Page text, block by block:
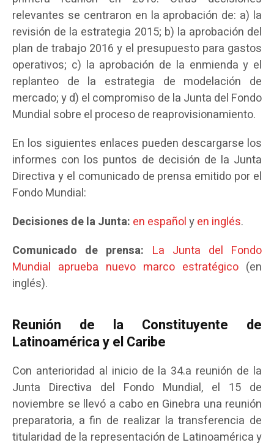
relevantes se centraron en la aprobación de: a) la
revisión de la estrategia 2015; b) la aprobación del
plan de trabajo 2016 y el presupuesto para gastos
operativos; c) la aprobación de la enmienda y el
replanteo de la estrategia de modelación de
mercado; y d) el compromiso de la Junta del Fondo
Mundial sobre el proceso de reaprovisionamiento.
En los siguientes enlaces pueden descargarse los
informes con los puntos de decisión de la Junta
Directiva y el comunicado de prensa emitido por el
Fondo Mundial:
Decisiones de la Junta: en españolyen inglés.
Comunicado de prensa: La Junta del Fondo
Mundial aprueba nuevo marco estratégico (en
inglés).
Reunión de la Constituyente de
Latinoamérica y el Caribe
Con anterioridad al inicio de la 34.a reunión de la
Junta Directiva del Fondo Mundial, el 15 de
noviembre se llevó a cabo en Ginebra una reunión
preparatoria, a fin de realizar la transferencia de
titularidad de la representación de Latinoamérica y